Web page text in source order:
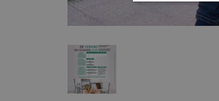
Cookies
estrictamente
necesarias